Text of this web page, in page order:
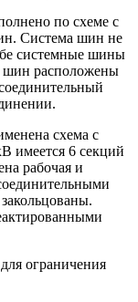
по схеме с
Система шин не
системные шины
шин расположены
схема с
имеется 6 секций
рабочая и
ограничения